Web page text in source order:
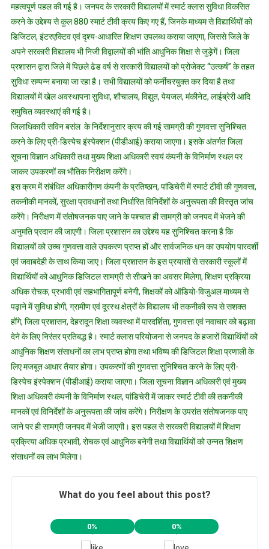
कदम
तेज,880
एलईडी
टीवी
का
हुआ
तैयार
महत्वपूर्ण पहल की गई है। जनपद के सरकारी विद्यालयों में स्मार्ट क्लास सुविधा विकसित
करने के उद्देश्य से कुल 880 स्मार्ट टीवी क्रय किए गए हैं, जिनके माध्यम से विद्यार्थियों को
डिजिटल, इंटरएक्टिव एवं दृश्य-आधारित शिक्षण उपलब्ध कराया जाएगा, जिससे जिले के
अपने सरकारी विद्यालय भी निजी विद्वालयों की भांति आधुनिक शिक्षा से जुड़ेगें। जिला
प्रशासन द्वारा जिले में पिछले ढेड वर्ष से सरकारी विद्यालयों को प्रोजेक्ट ‘‘उत्कर्ष’’ के तहत
सुविधा सम्पन्न बनाया जा रहा है। सभी विद्यालयों को फर्नीचरयुक्त कर दिया है तथा
विद्यालयों में खेल अवस्थापना सुविधा, शौचालय, विद्युत, पेयजल, मंकीनेट, लाईब्रेरी आदि
समुचित व्यवस्थाएं की गई है।
जिलाधिकारी सविन बसंल के निर्देशानुसार क्रय की गई सामग्री की गुणवत्ता सुनिश्चित
करने के लिए प्री-डिस्पेच इंस्पेक्शन (पीडीआई) कराया जाएगा। इसके अंतर्गत जिला
सूचना विज्ञान अधिकारी तथा मुख्य शिक्षा अधिकारी स्वयं कंपनी के विनिर्माण स्थल पर
जाकर उपकरणों का भौतिक निरीक्षण करेंगे।
इस क्रम में संबंधित अधिकारीगण कंपनी के प्रतिष्ठान, पांडिचेरी में स्मार्ट टीवी की गुणवत्ता,
तकनीकी मानकों, सुरक्षा प्रावधानों तथा निर्धारित विनिर्देशों के अनुरूपता की विस्तृत जांच
करेंगे। निरीक्षण में संतोषजनक पाए जाने के पश्चात ही सामग्री को जनपद में भेजने की
अनुमति प्रदान की जाएगी। जिला प्रशासन का उद्देश्य यह सुनिश्चित करना है कि
विद्यालयों को उच्च गुणवत्ता वाले उपकरण प्राप्त हों और सार्वजनिक धन का उपयोग पारदर्शी
एवं जवाबदेही के साथ किया जाए। जिला प्रशासन के इस प्रयासों से सरकारी स्कूलों में
विद्यार्थियों को आधुनिक डिजिटल सामग्री से सीखने का अवसर मिलेगा, शिक्षण प्रक्रिया
अधिक रोचक, प्रभावी एवं सहभागितापूर्ण बनेगी, शिक्षकों को ऑडियो-विजुअल माध्यम से
पढ़ाने में सुविधा होगी, ग्रामीण एवं दूरस्थ क्षेत्रों के विद्यालय भी तकनीकी रूप से सशक्त
होंगे, जिला प्रशासन, देहरादून शिक्षा व्यवस्था में पारदर्शिता, गुणवत्ता एवं नवाचार को बढ़ावा
देने के लिए निरंतर प्रतिबद्ध है। स्मार्ट क्लास परियोजना से जनपद के हजारों विद्यार्थियों को
आधुनिक शिक्षण संसाधनों का लाभ प्राप्त होगा तथा भविष्य की डिजिटल शिक्षा प्रणाली के
लिए मजबूत आधार तैयार होगा। उपकरणों की गुणवत्ता सुनिश्चित करने के लिए प्री-
डिस्पेच इंस्पेक्शन (पीडीआई) कराया जाएगा। जिला सूचना विज्ञान अधिकारी एवं मुख्य
शिक्षा अधिकारी कंपनी के विनिर्माण स्थल, पांडिचेरी में जाकर स्मार्ट टीवी की तकनीकी
मानकों एवं विनिर्देशों के अनुरूपता की जांच करेंगे। निरीक्षण के उपरांत संतोषजनक पाए
जाने पर ही सामग्री जनपद में भेजी जाएगी। इस पहल से सरकारी विद्यालयों में शिक्षण
प्रक्रिया अधिक प्रभावी, रोचक एवं आधुनिक बनेगी तथा विद्यार्थियों को उन्नत शिक्षण
संसाधनों का लाभ मिलेगा।
What do you feel about this post?
0% 0%